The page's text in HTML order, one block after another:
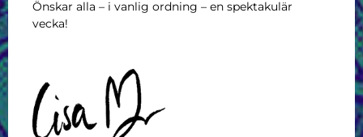
Önskar alla – i vanlig ordning – en spektakulär
vecka!